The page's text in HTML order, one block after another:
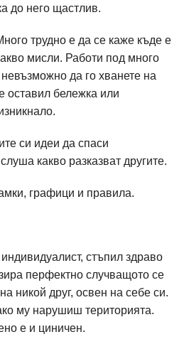
до него щастлив.
трудно е да се каже къде е
мисли. Работи под много
да го хванете на
оставил бележка или
си идеи да спаси
какво разказват другите.
графици и правила.
стъпил здраво
перфектно случващото се
никой друг, освен на себе си.
му нарушиш територията.
е и циничен.